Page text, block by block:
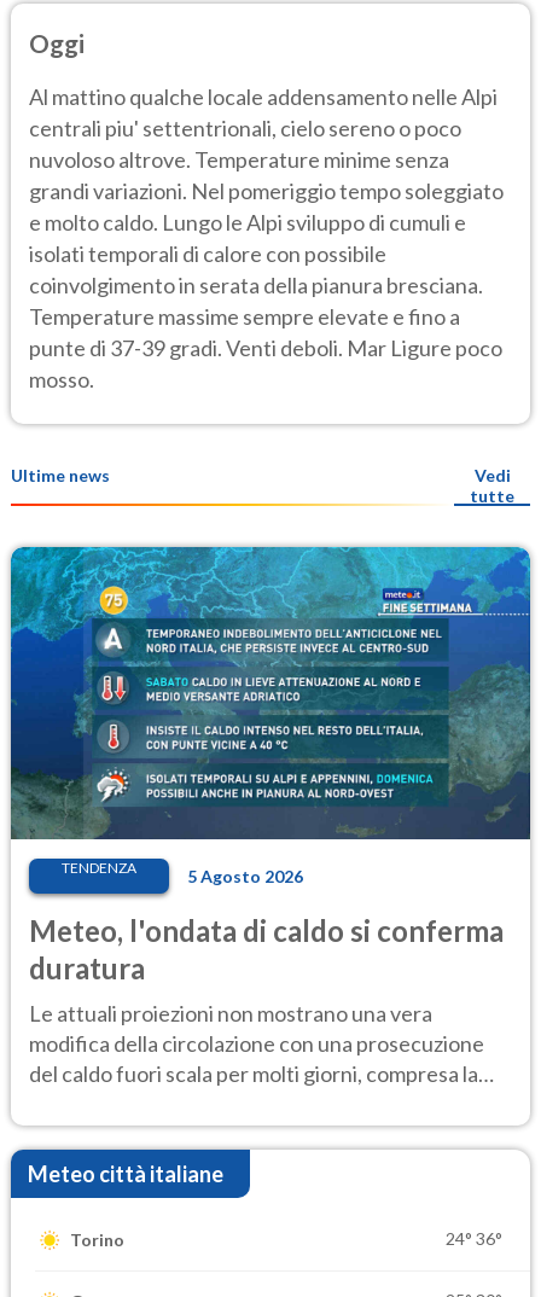
Oggi
Al mattino qualche locale addensamento nelle Alpi
centrali piu' settentrionali, cielo sereno o poco
nuvoloso altrove. Temperature minime senza
grandi variazioni. Nel pomeriggio tempo soleggiato
e molto caldo. Lungo le Alpi sviluppo di cumuli e
isolati temporali di calore con possibile
coinvolgimento in serata della pianura bresciana.
Temperature massime sempre elevate e fino a
punte di 37-39 gradi. Venti deboli. Mar Ligure poco
mosso.
Ultime news
Vedi
tutte
TENDENZA 5 Agosto 2026
Meteo, l'ondata di caldo si conferma
duratura
Le attuali proiezioni non mostrano una vera
modifica della circolazione con una prosecuzione
del caldo fuori scala per molti giorni, compresa la
Meteo città italiane
Torino 24° 36°